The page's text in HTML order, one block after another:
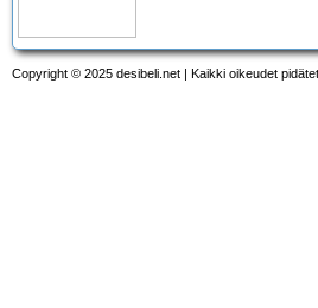
Copyright © 2025 desibeli.net | Kaikki oikeudet